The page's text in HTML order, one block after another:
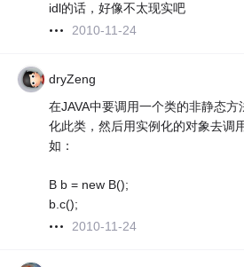
idl的话，好像不太现实吧
2010-11-24
dryZeng
在JAVA中要调用一个类的非静态方
化此类，然后用实例化的对象去调
如：
B b = new B();
b.c();
2010-11-24